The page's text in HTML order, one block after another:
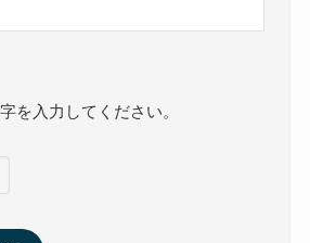
を入力してください。